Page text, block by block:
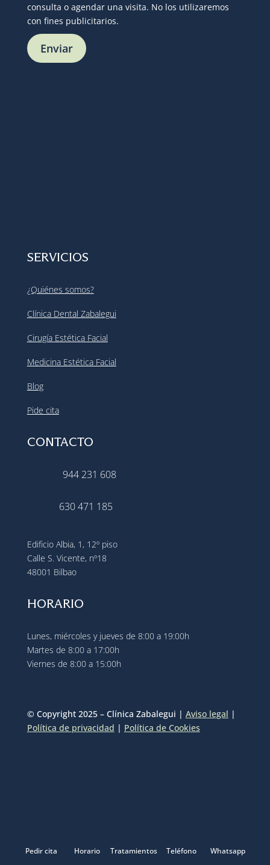
consulta o agendar una visita. No los utilizaremos
con fines publicitarios.
SERVICIOS
¿Quiénes somos?
Clínica Dental Zabalegui
Cirugía Estética Facial
Medicina Estética Facial
Blog
Pide cita
CONTACTO
944 231 608
630 471 185
Edificio Albia, 1, 12º piso
Calle S. Vicente, nº18
48001 Bilbao
HORARIO
Lunes, miércoles y jueves de 8:00 a 19:00h
Martes de 8:00 a 17:00h
Viernes de 8:00 a 15:00h
© Copyright 2025 – Clínica Zabalegui | Aviso legal |
Política de privacidad | Política de Cookies
Pedir cita Horario Tratamientos Teléfono Whatsapp